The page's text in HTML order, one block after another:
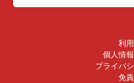
利
個人情
プライバ
免